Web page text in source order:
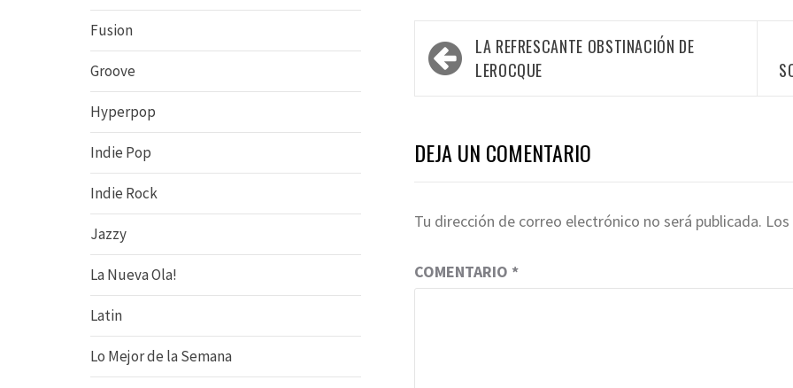
Navegación
de
LA REFRESCANTE OBSTINACIÓN DE
LEROCQUE
DEJA UN COMENTARIO
Tu dirección de correo electrónico no será publicada.
COMENTARIO *
Fusion
Groove
Hyperpop
Indie Pop
Indie Rock
Jazzy
La Nueva Ola!
Latin
Lo Mejor de la Semana